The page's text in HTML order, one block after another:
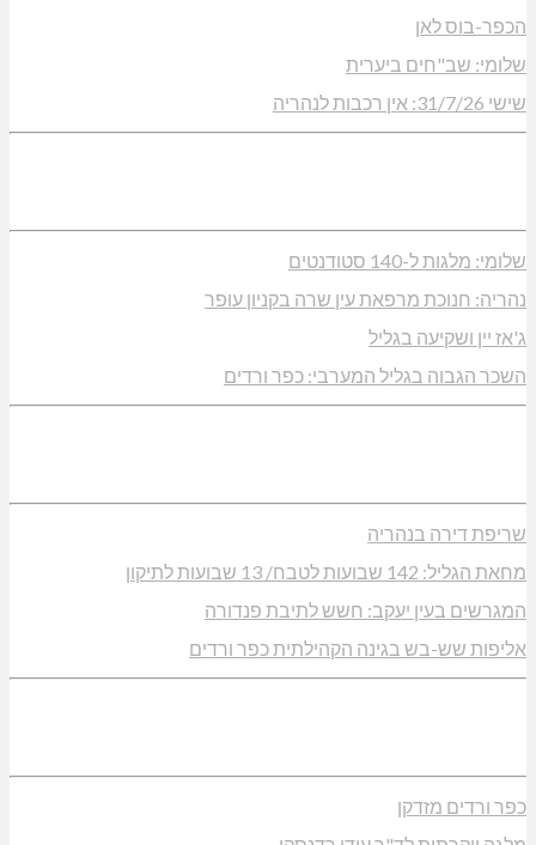
הכפר-בוס לאן
שלומי: שב"חים ביערית
שישי 31/7/26: אין רכבות לנהריה
שלומי: מלגות ל-140 סטודנטים
נהריה: חנוכת מרפאת עין שרה בקניון עופר
ג'אז יין ושקיעה בגליל
השכר הגבוה בגליל המערבי: כפר ורדים
שריפת דירה בנהריה
מחאת הגליל: 142 שבועות לטבח/ 13 שבועות לתיקון
המגרשים בעין יעקב: חשש לתיבת פנדורה
אליפות שש-בש בגינה הקהילתית כפר ורדים
כפר ורדים מזדקן